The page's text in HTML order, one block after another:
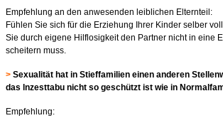
Empfehlung an den anwesenden leiblichen Elternteil:
Fühlen Sie sich für die Erziehung Ihrer Kinder selber
Sie durch eigene Hilflosigkeit den Partner nicht in eine
scheitern muss.
> Sexualität hat in Stieffamilien einen anderen
das lnzesttabu nicht so geschützt ist wie in
Empfehlung: